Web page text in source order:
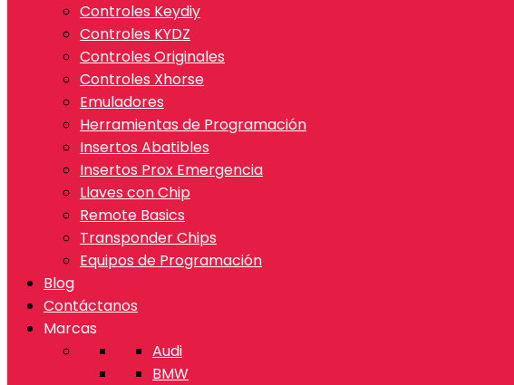
Controles Keydiy
Controles KYDZ
Controles Originales
Controles Xhorse
Emuladores
Herramientas de Programación
Insertos Abatibles
Insertos Prox Emergencia
Llaves con Chip
Remote Basics
Transponder Chips
Equipos de Programación
Blog
Contáctanos
Marcas
Audi
BMW